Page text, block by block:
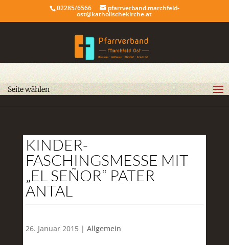
02285/6566 pfarrverband.marchfeld-
ost@katholischekirche.at
Seite wählen
KINDER-
FASCHINGSMESSE MIT
„EL SEÑOR“ PATER
ANTAL
26. Januar 2015 | Allgemein